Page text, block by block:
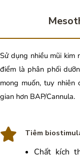
Sử dụng nhiều mũi
điểm là phân phối
mong muốn, tuy
gian hơn BAP/Cannula.
Tiêm
Chất kích